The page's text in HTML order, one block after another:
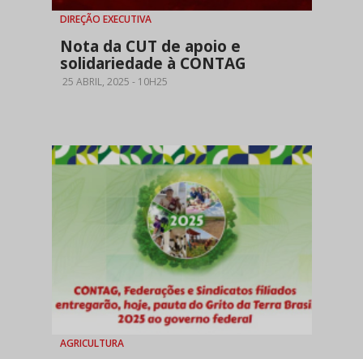
DIREÇÃO EXECUTIVA
Nota da CUT de apoio e
solidariedade à CONTAG
25 ABRIL, 2025 - 10H25
AGRICULTURA